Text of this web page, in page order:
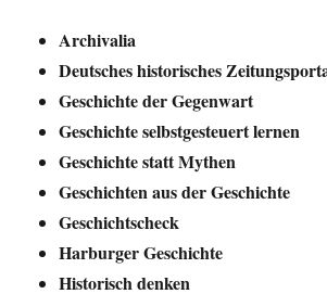
Archivalia
Deutsches historisches
Geschichte der Gegenwart
Geschichte selbstgesteuert lernen
Geschichte statt Mythen
Geschichten aus der Geschichte
Geschichtscheck
Harburger Geschichte
Historisch denken